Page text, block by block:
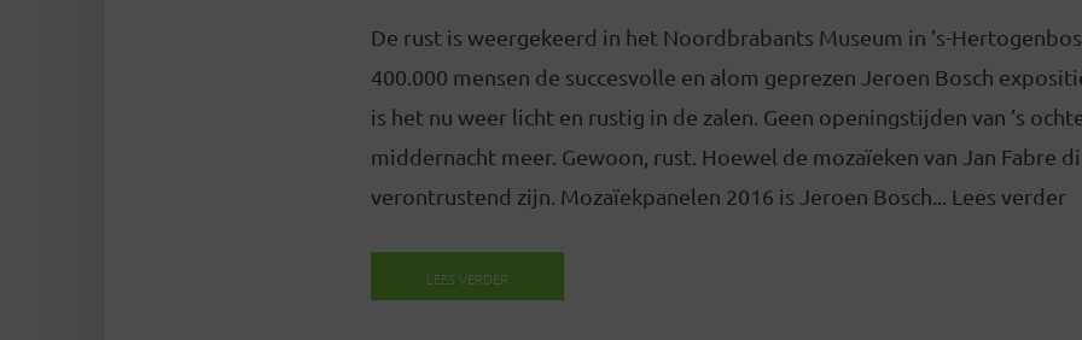
De rust is weergekeerd in het Noordbrabants Museum in ’s-
400.000 mensen de succesvolle en alom geprezen Jeroen Bosch
is het nu weer licht en rustig in de zalen. Geen openingstijden van ’s
middernacht meer. Gewoon, rust. Hoewel de mozaïeken van Jan Fabre
verontrustend zijn. Mozaïekpanelen 2016 is Jeroen Bosch... Lees verder
LEES VERDER